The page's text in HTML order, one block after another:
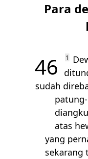
Para
46 1
sudah
atas
yang
sekarang